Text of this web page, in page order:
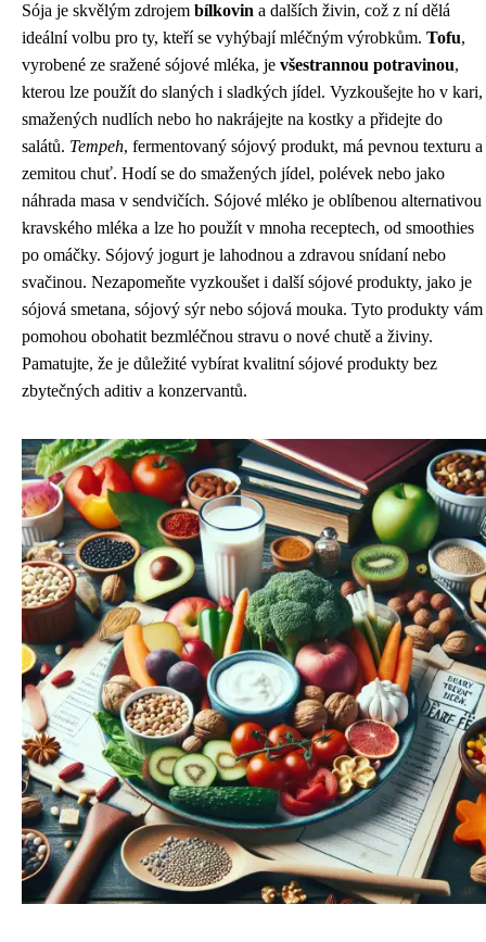
Sója je skvělým zdrojem bílkovin a dalších živin, což z ní dělá
ideální volbu pro ty, kteří se vyhýbají mléčným výrobkům. Tofu,
vyrobené ze sražené sójové mléka, je všestrannou potravinou,
kterou lze použít do slaných i sladkých jídel. Vyzkoušejte ho v kari,
smažených nudlích nebo ho nakrájejte na kostky a přidejte do
salátů. Tempeh, fermentovaný sójový produkt, má pevnou texturu a
zemitou chuť. Hodí se do smažených jídel, polévek nebo jako
náhrada masa v sendvičích. Sójové mléko je oblíbenou alternativou
kravského mléka a lze ho použít v mnoha receptech, od smoothies
po omáčky. Sójový jogurt je lahodnou a zdravou snídaní nebo
svačinou. Nezapomeňte vyzkoušet i další sójové produkty, jako je
sójová smetana, sójový sýr nebo sójová mouka. Tyto produkty vám
pomohou obohatit bezmléčnou stravu o nové chutě a živiny.
Pamatujte, že je důležité vybírat kvalitní sójové produkty bez
zbytečných aditiv a konzervantů.